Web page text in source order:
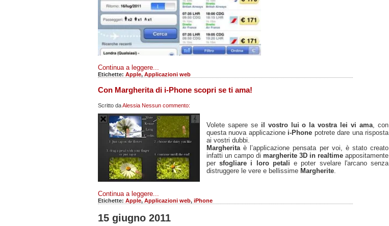
Continua a leggere...
Etichette: Apple, Applicazioni web
Con Margherita di i-Phone scopri se ti ama!
Scritto daAlessia Nessun commento:
Volete sapere se il vostro lui o la vostra lei vi ama , con
questa nuova applicazione i-Phone potrete dare una risposta
ai vostri dubbi.
Margherita è l’applicazione pensata per voi, è stato creato
infatti un campo di margherite 3D in realtime appositamente
persfogliare i loro petali e poter svelare l'arcano senza
distruggere le vere e bellissime Margherite
Continua a leggere...
Etichette: Apple, Applicazioni web, iPhone
15 giugno 2011